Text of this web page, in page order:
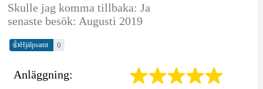
Skulle jag komma tillbaka: Ja
senaste besök: Augusti 2019
👍Hjälpsamt 0
Anläggning: